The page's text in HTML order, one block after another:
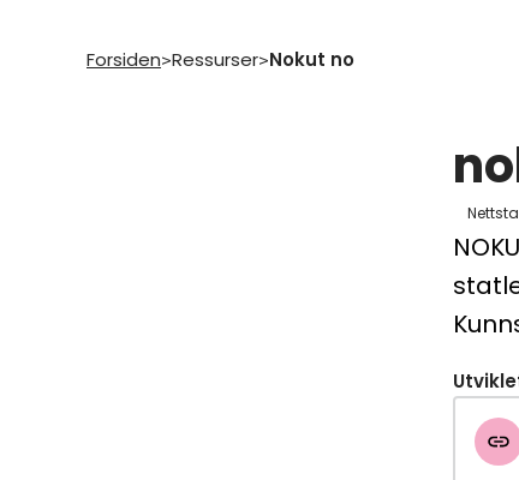
Forsiden>Ressurser>Nokut no